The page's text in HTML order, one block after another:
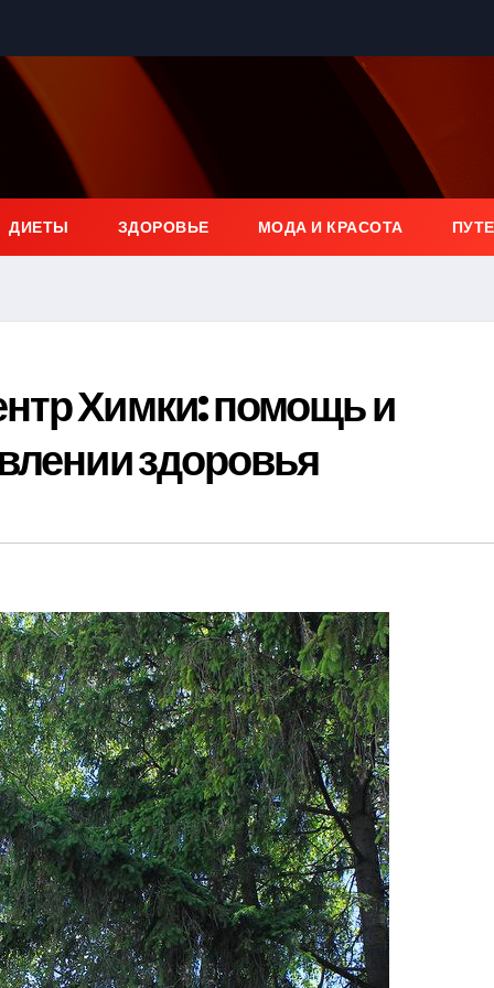
ДИЕТЫ ЗДОРОВЬЕ МОДА И КРАСОТА
Химки: помощь и
здоровья